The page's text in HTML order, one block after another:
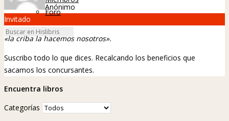
Foro
Anónimo
Invitado
«la criba la hacemos nosotros».
Suscribo todo lo que dices. Recalcando los beneficios que
sacamos los concursantes.
Encuentra libros
Categorías